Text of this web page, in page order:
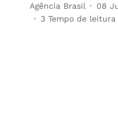
Agência Brasil
08
3 Tempo de leitura